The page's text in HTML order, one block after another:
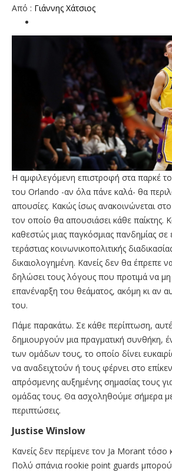
Από : Γιάννης Χάτσιος
Η αμφιλεγόμενη επιστροφή στα παρκέ
του Orlando -αν όλα πάνε καλά- θα
απουσίες. Κακώς ίσως ανακοινώνεται
τον οποίο θα απουσιάσει κάθε παίκτης.
καθεστώς μιας παγκόσμιας πανδημίας σε
τεράστιας κοινωνικοπολιτικής
δικαιολογημένη. Κανείς δεν θα έπρεπε
δηλώσει τους λόγους που προτιμά να μη
επανέναρξη του θεάματος, ακόμη κι αν
του.
Πάμε παρακάτω. Σε κάθε περίπτωση,
δημιουργούν μια πραγματική συνθήκη,
των ομάδων τους, το οποίο δίνει
να αναδειχτούν ή τους φέρνει στο
απρόσμενης αυξημένης σημασίας τους
ομάδας τους. Θα ασχοληθούμε σήμερα με
περιπτώσεις.
Justise Winslow
Κανείς δεν περίμενε τον Ja Morant
Πολύ σπάνια rookie point guards